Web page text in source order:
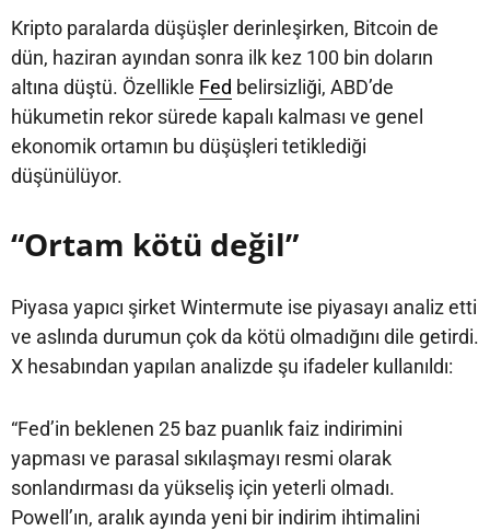
Kripto paralarda düşüşler derinleşirken, Bitcoin de
dün, haziran ayından sonra ilk kez 100 bin doların
altına düştü. Özellikle Fed belirsizliği, ABD’de
hükumetin rekor sürede kapalı kalması ve genel
ekonomik ortamın bu düşüşleri tetiklediği
düşünülüyor.
“Ortam kötü değil”
Piyasa yapıcı şirket Wintermute ise piyasayı analiz etti
ve aslında durumun çok da kötü olmadığını dile getirdi.
X hesabından yapılan analizde şu ifadeler kullanıldı:
“Fed’in beklenen 25 baz puanlık faiz indirimini
yapması ve parasal sıkılaşmayı resmi olarak
sonlandırması da yükseliş için yeterli olmadı.
Powell’ın, aralık ayında yeni bir indirim ihtimalini